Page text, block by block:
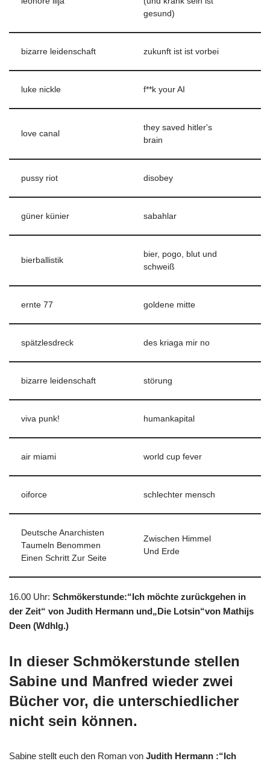
gesund)
bizarre leidenschaft zukunft ist ist vorbei
luke nickle f**k your AI
love canal
they saved hitler's
brain
pussy riot disobey
güner künier sabahlar
bierballistik
bier, pogo, blut und
schweiß
ernte 77 goldene mitte
spätzlesdreck des kriaga mir no
bizarre leidenschaft störung
viva punk! humankapital
air miami world cup fever
oiforce schlechter mensch
Deutsche Anarchisten
Taumeln Benommen
Einen Schritt Zur Seite
Zwischen Himmel
Und Erde
16.00 Uhr: Schmökerstunde:“Ich möchte zurückgehen in
der Zeit“ von Judith Hermann und„Die Lotsin“von Mathijs
Deen (Wdhlg.)
In dieser Schmökerstunde stellen
Sabine und Manfred wieder zwei
Bücher vor, die unterschiedlicher
nicht sein können.
Sabine stellt euch den Roman von Judith Hermann :“Ich